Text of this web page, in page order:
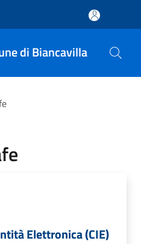
di Biancavilla
Elettronica (CIE)